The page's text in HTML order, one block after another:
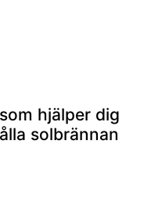
hjälper dig
solbrännan